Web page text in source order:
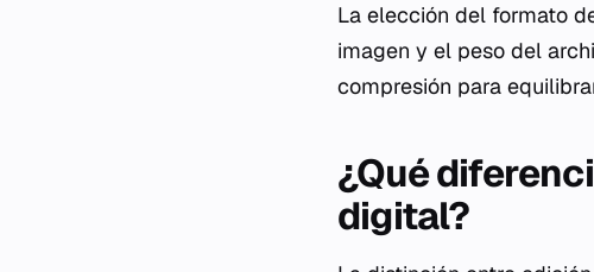
La elección del formato
imagen y el peso del
compresión para
¿Qué
digital?